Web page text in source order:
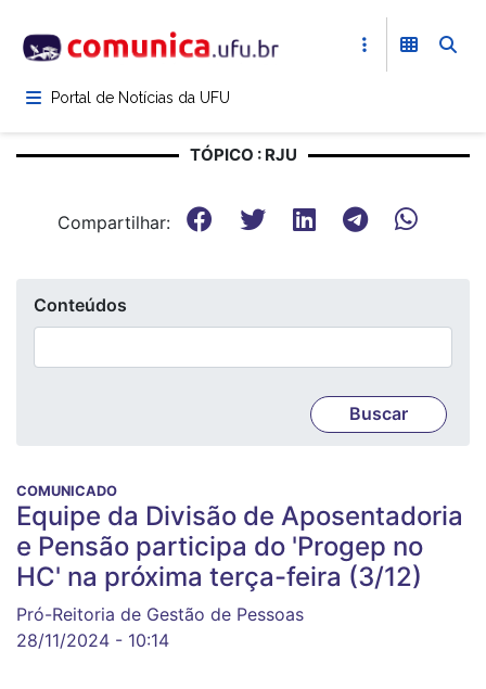
para
conteúdoPortal de Notícias da UFU
TÓPICO : RJU
Compartilhar:
Conteúdos
COMUNICADO
Equipe da Divisão de Aposentadoria
e Pensão participa do 'Progep no
HC' na próxima terça-feira (3/12)
Pró-Reitoria de Gestão de Pessoas
28/11/2024 - 10:14